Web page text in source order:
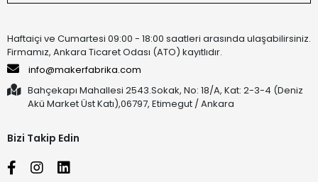
Haftaiçi ve Cumartesi 09:00 - 18:00 saatleri arasında ulaşabilirsiniz.
Firmamız, Ankara Ticaret Odası (ATO) kayıtlıdır.
info@makerfabrika.com
Bahçekapı Mahallesi 2543.Sokak, No: 18/A, Kat: 2-3-4 (Deniz
Akü Market Üst Katı),06797, Etimegut / Ankara
Bizi Takip Edin